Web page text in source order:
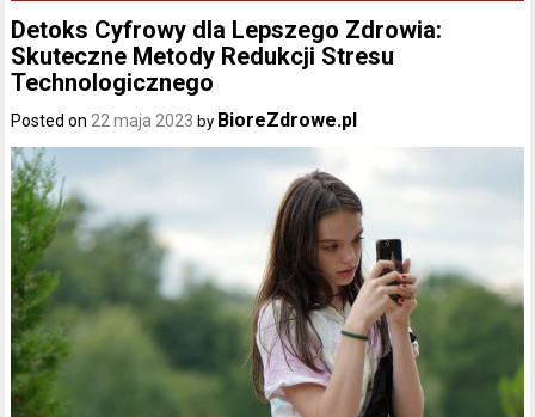
Detoks Cyfrowy dla Lepszego Zdrowia:
Skuteczne Metody Redukcji Stresu
Technologicznego
Posted on 22 maja 2023 by BioreZdrowe.pl